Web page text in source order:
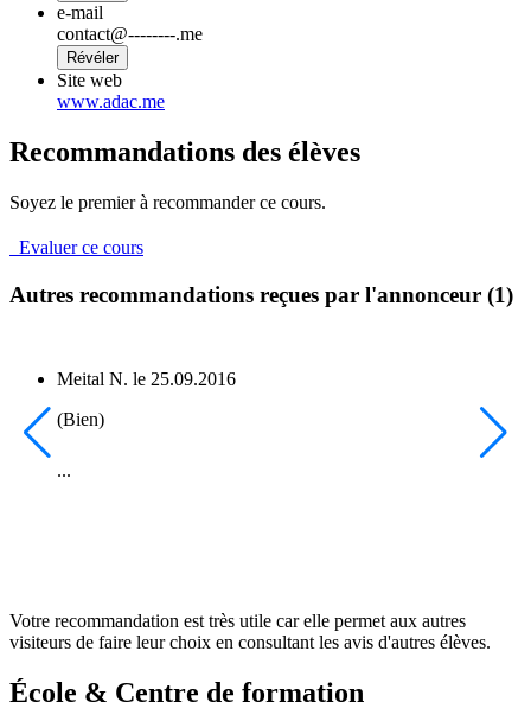
e-mail
contact@--------.me
Révéler
Site web
www.adac.me
Recommandations des élèves
Soyez le premier à recommander ce cours.
Evaluer ce cours
Autres recommandations reçues par l'annonceur (1)
Meital N. le 25.09.2016
(Bien)
...
Votre recommandation est très utile car elle permet aux autres
visiteurs de faire leur choix en consultant les avis d'autres élèves.
École & Centre de formation